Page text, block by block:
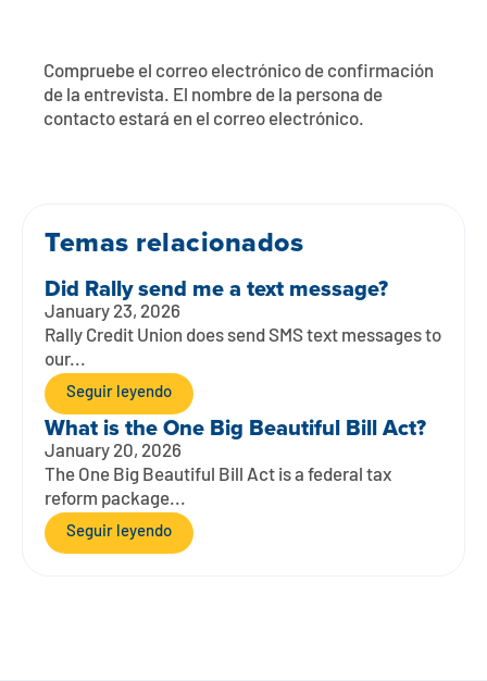
Expertos a domicilio
Preguntas frecuentes
Expertos en banca de empresas
Miembro EDU
Noticias de los miembros
Formularios
Ofertas especiales
Calculadoras
Early Pay Day
Zelle
Banco por teléfono
Banca digital 101
Carreras profesionales
Acerca de
Tarifas
Depósito
Préstamos
Empresas
Compruebe el correo electrónico de confirmación
de la entrevista. El nombre de la persona de
contacto estará en el correo electrónico.
Temas relacionados
Did Rally send me a text message?
January 23, 2026
Rally Credit Union does send SMS text messages to
our...
Seguir leyendo
What is the One Big Beautiful Bill Act?
January 20, 2026
The One Big Beautiful Bill Act is a federal tax
reform package...
Seguir leyendo